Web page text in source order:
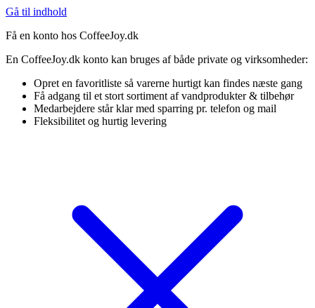
Gå til indhold
Få en konto hos CoffeeJoy.dk
En CoffeeJoy.dk konto kan bruges af både private og virksomheder:
Opret en favoritliste så varerne hurtigt kan findes næste gang
Få adgang til et stort sortiment af vandprodukter & tilbehør
Medarbejdere står klar med sparring pr. telefon og mail
Fleksibilitet og hurtig levering